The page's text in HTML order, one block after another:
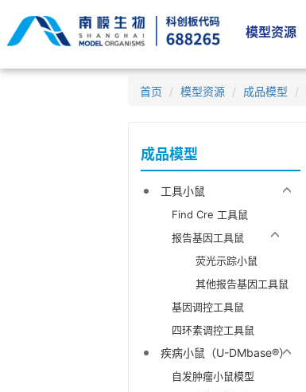
模型资源
首页 模型资源 成品模型
成品模型
工具小鼠
Find Cre 工具鼠
报告基因工具鼠
荧光示踪小鼠
其他报告基因工具鼠
基因调控工具鼠
四环素调控工具鼠
疾病小鼠（U-DMbase®）
自发肿瘤小鼠模型